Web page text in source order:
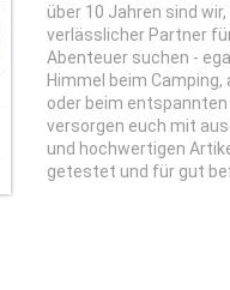
über 10 Jahren sind
verlässlicher Partner
Abenteuer suchen -
Himmel beim
oder beim entspannten
versorgen euch mit
und hochwertigen
getestet und für gut